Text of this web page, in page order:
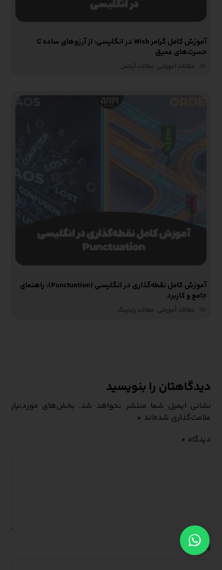
آموزش کامل گرامر Wish در انگلیسی: از آرزوهای ساده تا
حسرت‌های عمیق
مقالات آموزشی‌ مقالات آیلتس
آموزش کامل نقطه‌گذاری در انگلیسی (Punctuation): راهنمای
جامع و کاربرد
مقالات آموزشی‌ مقالات رایتینگ
دیدگاهتان را بنویسید
نشانی ایمیل شما منتشر نخواهد شد. بخش‌های موردنیاز
علامت‌گذاری شده‌اند *
دیدگاه *
نام*